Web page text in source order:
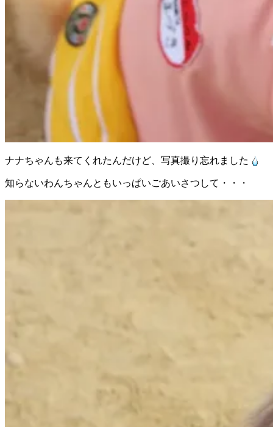
ナナちゃんも来てくれたんだけど、写真撮り忘れました
知らないわんちゃんともいっぱいごあいさつして・・・